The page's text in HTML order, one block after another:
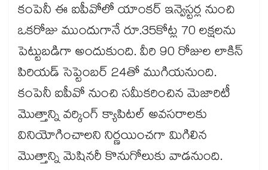
కంపెనీ ఈ ఐపీవోలో యాంకర్ ఇన్వెస్టర్ల నుంచి
ఒకరోజు ముందుగానే రూ.35కోట్ల 70 లక్షలను
పెట్టుబడిగా అందుకుంది. వీరి 90 రోజుల లాకిన్
పిరియడ్ సెప్టెంబర్ 24తో ముగియనుంది.
కంపెనీ ఐపీవో నుంచి సమీకరించిన మెజారిటీ
మెుత్తాన్ని వర్కింగ్ క్యాపిటల్ అవసరాలకు
వినియోగించాలని నిర్ణయించగా మిగిలిన
మెుత్తాన్ని మెషినరీ కొనుగోలుకు వాడనుంది.